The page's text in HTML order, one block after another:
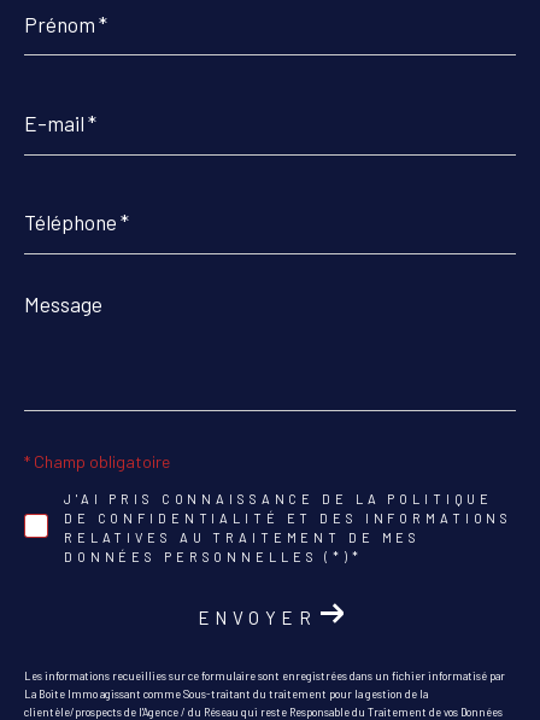
*
mail
*
Message
*
J'AI PRIS CONNAISSANCE DE LA POLITIQUE
DE CONFIDENTIALITÉ ET DES INFORMATIONS
RELATIVES AU TRAITEMENT DE MES
DONNÉES PERSONNELLES (*)*
* Champ obligatoire
ENVOYER
Les informations recueillies sur ce formulaire sont enregistrées dans un fichier informatisé par
La Boite Immo agissant comme Sous-traitant du traitement pour la gestion de la
clientèle/prospects de l'Agence / du Réseau qui reste Responsable du Traitement de vos Données